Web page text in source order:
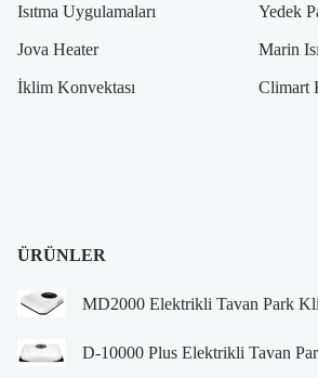
Isıtma Uygulamaları Yedek
Jova Heater Marin
İklim Konvektası Climart
ÜRÜNLER
MD2000 Elektrikli Tavan Park
D-10000 Plus Elektrikli Tavan